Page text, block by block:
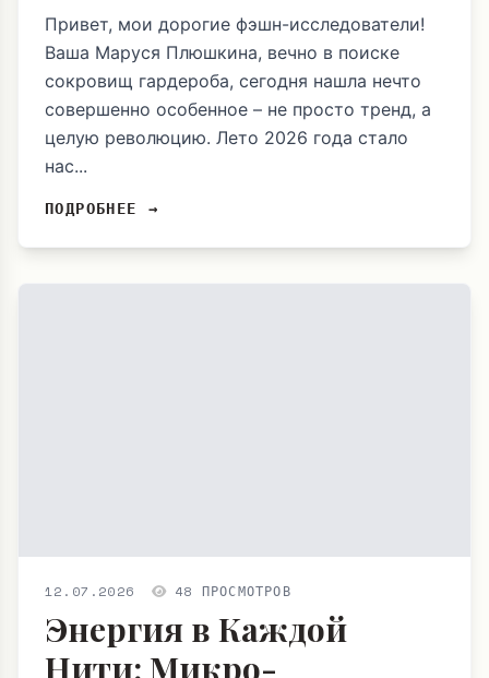
Привет, мои дорогие фэшн-исследователи!
Ваша Маруся Плюшкина, вечно в поиске
сокровищ гардероба, сегодня нашла нечто
совершенно особенное – не просто тренд, а
целую революцию. Лето 2026 года стало
нас...
ПОДРОБНЕЕ →
12.07.2026 48 ПРОСМОТРОВ
Энергия в Каждой
Нити: Микро-